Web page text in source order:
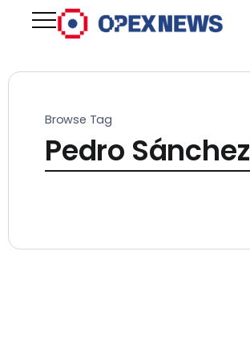
Browse Tag
Pedro Sánchez